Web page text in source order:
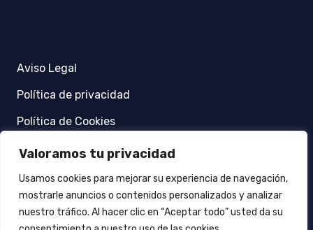
Valoramos tu privacidad
Usamos cookies para mejorar su experiencia de navegación,
mostrarle anuncios o contenidos personalizados y analizar
nuestro tráfico. Al hacer clic en “Aceptar todo” usted da su
Aviso Legal
Política de privacidad
Política de Cookies
+34 966 655 891
+34 639 604 135